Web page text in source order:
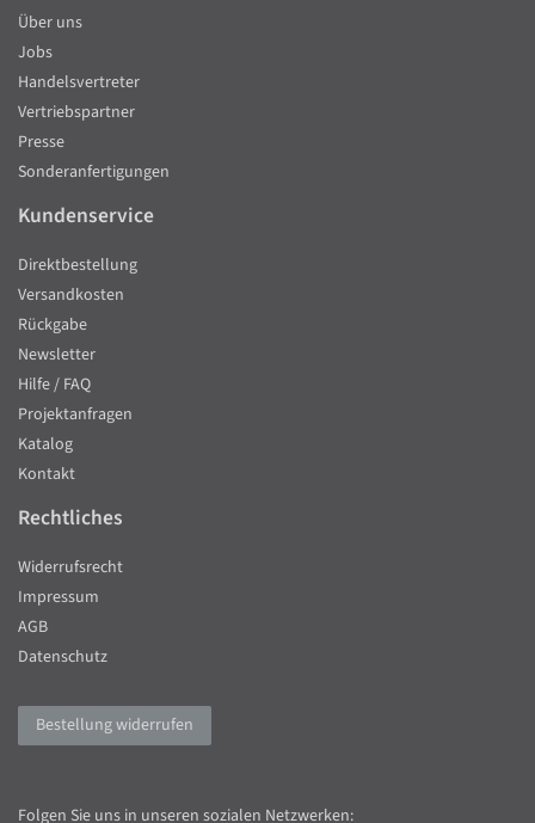
Über uns
Jobs
Handelsvertreter
Vertriebspartner
Presse
Sonderanfertigungen
Kundenservice
Direktbestellung
Versandkosten
Rückgabe
Newsletter
Hilfe / FAQ
Projektanfragen
Katalog
Kontakt
Rechtliches
Widerrufsrecht
Impressum
AGB
Datenschutz
Bestellung widerrufen
Folgen Sie uns in unseren sozialen Netzwerken: